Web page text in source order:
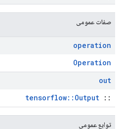
صفات عمومی
operation
Operation
out
::
tensorflow::Output
توابع عمومی